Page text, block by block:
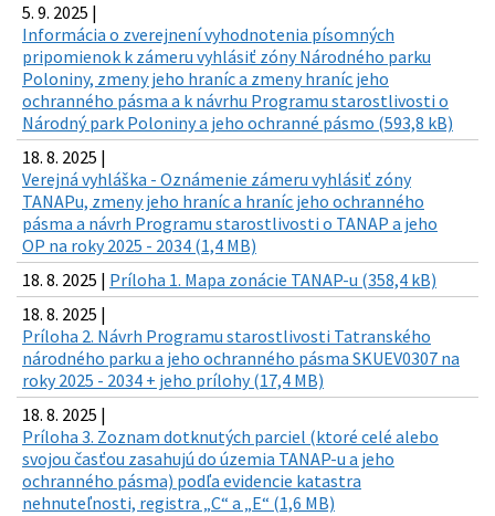
5. 9. 2025 |
Informácia o zverejnení vyhodnotenia písomných
pripomienok k zámeru vyhlásiť zóny Národného parku
Poloniny, zmeny jeho hraníc a zmeny hraníc jeho
ochranného pásma a k návrhu Programu starostlivosti o
Národný park Poloniny a jeho ochranné pásmo (593,8 kB)
18. 8. 2025 |
Verejná vyhláška - Oznámenie zámeru vyhlásiť zóny
TANAPu, zmeny jeho hraníc a hraníc jeho ochranného
pásma a návrh Programu starostlivosti o TANAP a jeho
OP na roky 2025 - 2034 (1,4 MB)
18. 8. 2025 | Príloha 1. Mapa zonácie TANAP-u (358,4 kB)
18. 8. 2025 |
Príloha 2. Návrh Programu starostlivosti Tatranského
národného parku a jeho ochranného pásma SKUEV0307 na
roky 2025 - 2034 + jeho prílohy (17,4 MB)
18. 8. 2025 |
Príloha 3. Zoznam dotknutých parciel (ktoré celé alebo
svojou časťou zasahujú do územia TANAP-u a jeho
ochranného pásma) podľa evidencie katastra
nehnuteľnosti, registra „C“ a „E“ (1,6 MB)